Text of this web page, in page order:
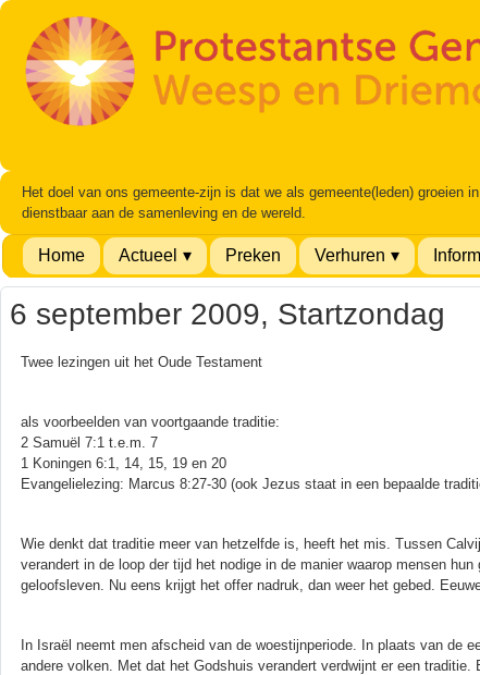
Het doel van ons gemeente-zijn is dat we als gemeente(leden) groeien
dienstbaar aan de samenleving en de wereld.
Home Actueel Preken Verhuren
6 september 2009, Startzondag
Twee lezingen uit het Oude Testament
als voorbeelden van voortgaande traditie:
2 Samuël 7:1 t.e.m. 7
1 Koningen 6:1, 14, 15, 19 en 20
Evangelielezing: Marcus 8:27-30 (ook Jezus staat in een bepaalde
Wie denkt dat traditie meer van hetzelfde is, heeft het mis. Tussen
verandert in de loop der tijd het nodige in de manier waarop mensen
geloofsleven. Nu eens krijgt het offer nadruk, dan weer het gebed.
In Israël neemt men afscheid van de woestijnperiode. In plaats van de
andere volken. Met dat het Godshuis verandert verdwijnt er een